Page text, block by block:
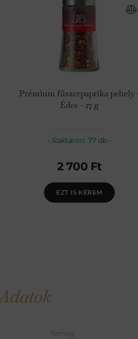
Prémium fűszerpaprika pehely
Édes - 27 g
Raktáron: 77 db
2 700 Ft
EZT IS KÉREM
Tömeg